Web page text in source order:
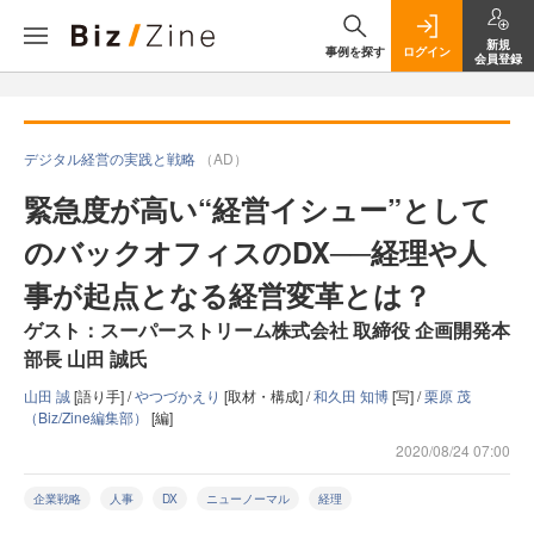
事例を探す ログイン
新規
会員登録
デジタル経営の実践と戦略 （AD）
緊急度が高い“経営イシュー”として
のバックオフィスのDX──経理や人
事が起点となる経営変革とは？
ゲスト：スーパーストリーム株式会社 取締役 企画開発本
部長 山田 誠氏
山田 誠[語り手] /やつづかえり [取材・構成] /和久田 知博[写] /栗原 茂
（Biz/Zine編集部） [編]
2020/08/24 07:00
企業戦略 人事 DX ニューノーマル 経理